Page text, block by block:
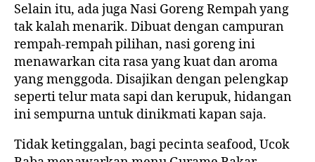
Selain itu, ada juga Nasi Goreng Rempah yang
tak kalah menarik. Dibuat dengan campuran
rempah-rempah pilihan, nasi goreng ini
menawarkan cita rasa yang kuat dan aroma
yang menggoda. Disajikan dengan pelengkap
seperti telur mata sapi dan kerupuk, hidangan
ini sempurna untuk dinikmati kapan saja.
Tidak ketinggalan, bagi pecinta seafood, Ucok